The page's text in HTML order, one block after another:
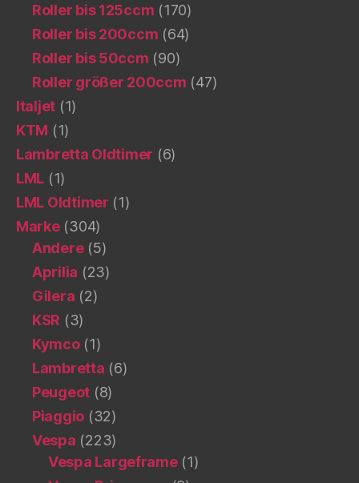
Roller bis 125ccm (170)
Roller bis 200ccm (64)
Roller bis 50ccm (90)
Roller größer 200ccm (47)
Italjet (1)
KTM (1)
Lambretta Oldtimer (6)
LML (1)
LML Oldtimer (1)
Marke(304)
Andere(5)
Aprilia (23)
Gilera (2)
KSR (3)
Kymco(1)
Lambretta (6)
Peugeot (8)
Piaggio (32)
Vespa (223)
Vespa Largeframe(1)